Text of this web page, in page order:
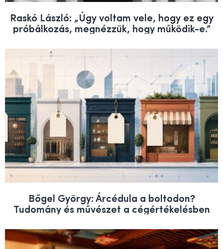
Raskó László: „Úgy voltam vele, hogy ez egy
próbálkozás, megnézzük, hogy működik-e.”
Bőgel György: Árcédula a boltodon?
Tudomány és művészet a cégértékelésben